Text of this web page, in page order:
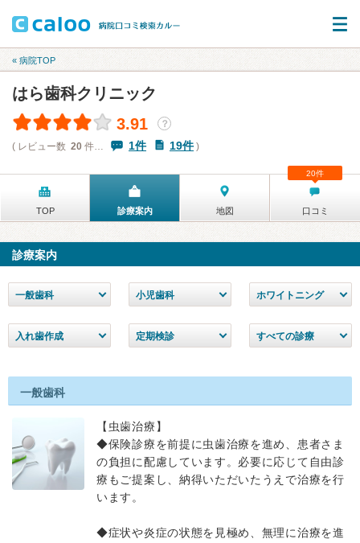
« 病院TOP
はら歯科クリニック
3.91
？
( レビュー数 20 件… 1件 19件)
TOP 診療案内 地図 口コミ
20件
診療案内
一般歯科 小児歯科 ホワイトニング
入れ歯作成 定期検診 すべての診療
一般歯科
【虫歯治療】
◆保険診療を前提に虫歯治療を進め、患者さま
の負担に配慮しています。必要に応じて自由診
療もご提案し、納得いただいたうえで治療を行
います。
◆症状や炎症の状態を見極め、無理に治療を進